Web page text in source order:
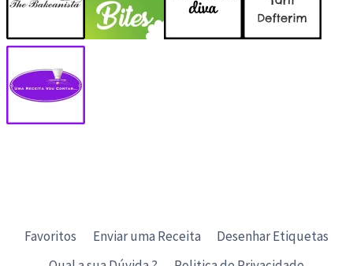
Favoritos Enviar uma Receita
Desenhar Etiquetas